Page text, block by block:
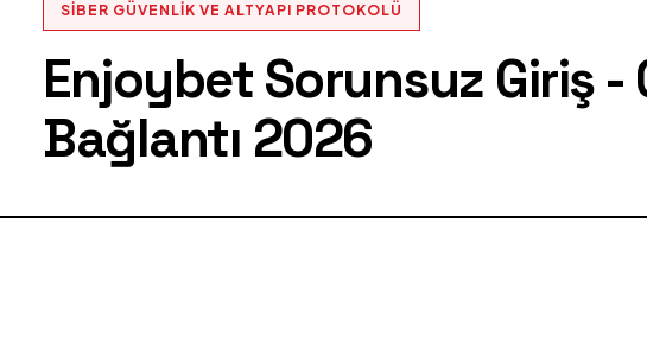
SIBER GÜVENLIK VE ALTYAPI PROTOKOLÜ
Enjoybet Sorunsuz Giriş -
Bağlantı 2026